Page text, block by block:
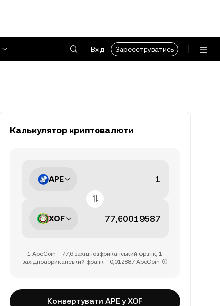
Вхід Зареєструватись
Калькулятор криптовалюти
APE
XOF
1 ApeCoin = 77,6 західноафриканський франк, 1
західноафриканський франк = 0,012887 ApeCoin
Конвертувати APE у XOF